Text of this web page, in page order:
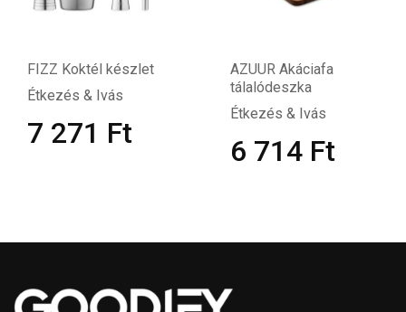
FIZZ Koktél készlet
Étkezés & Ivás
7 271 Ft
AZUUR Akáciafa
tálalódeszka
Étkezés & Ivás
6 714 Ft